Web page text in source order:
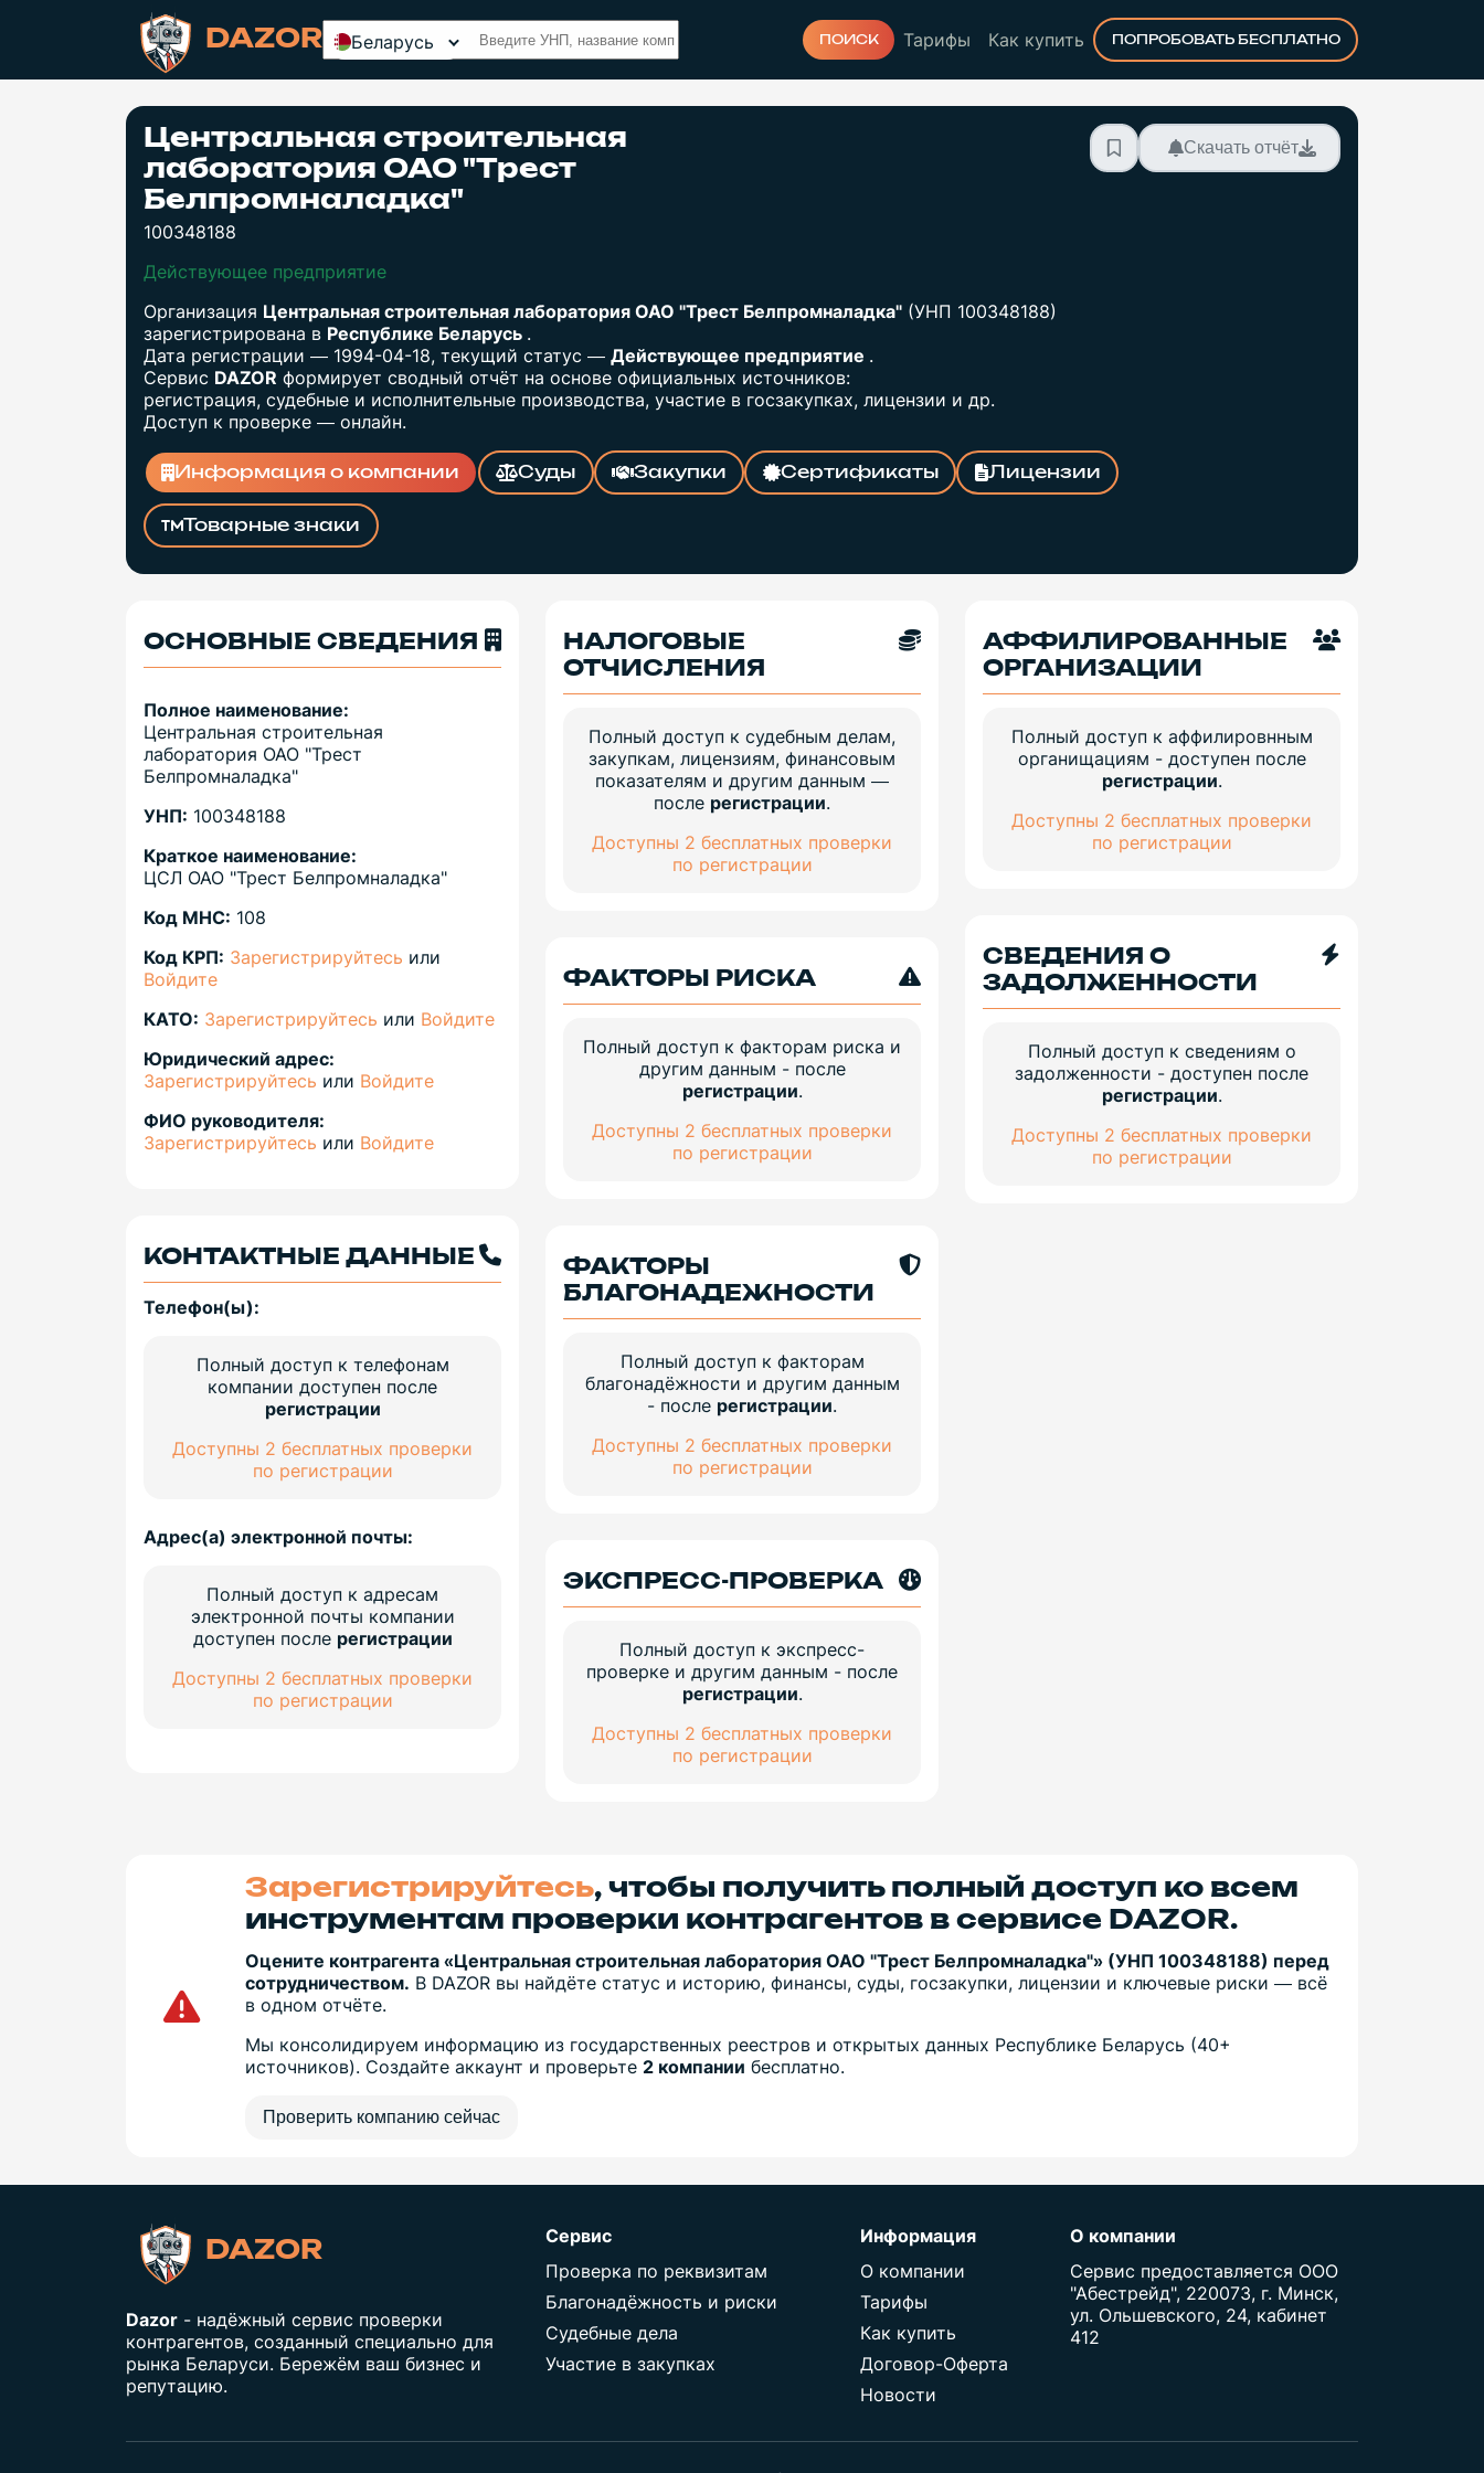
DAZOR Беларусь ПОИСК Тарифы Как купить ПОПРОБОВАТЬ БЕСПЛАТНО
Центральная строительная
лаборатория ОАО "Трест
Белпромналадка"
100348188
Скачать отчёт
Действующее предприятие
Организация Центральная строительная лаборатория ОАО "Трест Белпромналадка" (УНП 100348188)
зарегистрирована в Республике Беларусь .
Дата регистрации — 1994-04-18, текущий статус — Действующее предприятие .
Сервис DAZOR формирует сводный отчёт на основе официальных источников:
регистрация, судебные и исполнительные производства, участие в госзакупках, лицензии и др.
Доступ к проверке — онлайн.
Информация о компании Суды Закупки Сертификаты Лицензии
Товарные знаки
ОСНОВНЫЕ СВЕДЕНИЯ
Полное наименование:
Центральная строительная
лаборатория ОАО "Трест
Белпромналадка"
УНП: 100348188
Краткое наименование:
ЦСЛ ОАО "Трест Белпромналадка"
Код МНС: 108
Код КРП: Зарегистрируйтесь или
Войдите
КАТО: Зарегистрируйтесь или Войдите
Юридический адрес:
Зарегистрируйтесь или Войдите
ФИО руководителя:
Зарегистрируйтесь или Войдите
КОНТАКТНЫЕ ДАННЫЕ
Телефон(ы):
Полный доступ к телефонам
компании доступен после
регистрации
Доступны 2 бесплатных проверки
по регистрации
Адрес(а) электронной почты:
Полный доступ к адресам
электронной почты компании
доступен после регистрации
Доступны 2 бесплатных проверки
по регистрации
НАЛОГОВЫЕ
ОТЧИСЛЕНИЯ
Полный доступ к судебным делам,
закупкам, лицензиям, финансовым
показателям и другим данным —
после регистрации.
Доступны 2 бесплатных проверки
по регистрации
ФАКТОРЫ РИСКА
Полный доступ к факторам риска и
другим данным - после
регистрации.
Доступны 2 бесплатных проверки
по регистрации
ФАКТОРЫ
БЛАГОНАДЕЖНОСТИ
Полный доступ к факторам
благонадёжности и другим данным
- после регистрации.
Доступны 2 бесплатных проверки
по регистрации
ЭКСПРЕСС-ПРОВЕРКА
Полный доступ к экспресс-
проверке и другим данным - после
регистрации.
Доступны 2 бесплатных проверки
по регистрации
АФФИЛИРОВАННЫЕ
ОРГАНИЗАЦИИ
Полный доступ к аффилировнным
органищациям - доступен после
регистрации.
Доступны 2 бесплатных проверки
по регистрации
СВЕДЕНИЯ О
ЗАДОЛЖЕННОСТИ
Полный доступ к сведениям о
задолженности - доступен после
регистрации.
Доступны 2 бесплатных проверки
по регистрации
Зарегистрируйтесь, чтобы получить полный доступ ко всем
инструментам проверки контрагентов в сервисе DAZOR.
Оцените контрагента «Центральная строительная лаборатория ОАО "Трест Белпромналадка"» (УНП 100348188) перед
сотрудничеством. В DAZOR вы найдёте статус и историю, финансы, суды, госзакупки, лицензии и ключевые риски — всё
в одном отчёте.
Мы консолидируем информацию из государственных реестров и открытых данных Республике Беларусь (40+
источников). Создайте аккаунт и проверьте2 компании бесплатно.
Проверить компанию сейчас
DAZOR
Dazor - надёжный сервис проверки
контрагентов, созданный специально для
рынка Беларуси. Бережём ваш бизнес и
репутацию.
Сервис
Проверка по реквизитам
Благонадёжность и риски
Судебные дела
Участие в закупках
Информация
О компании
Тарифы
Как купить
Договор-Оферта
Новости
О компании
Сервис предоставляется ООО
"Абестрейд", 220073, г. Минск,
ул. Ольшевского, 24, кабинет
412